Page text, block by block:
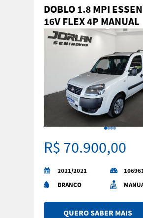
DOBLO 1.8 MPI
16V FLEX 4P MANUAL
R$ 70.900,00
2021/2021
BRANCO
QUERO SABER MAIS